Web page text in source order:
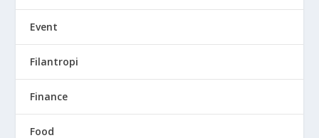
Event
Filantropi
Finance
Food